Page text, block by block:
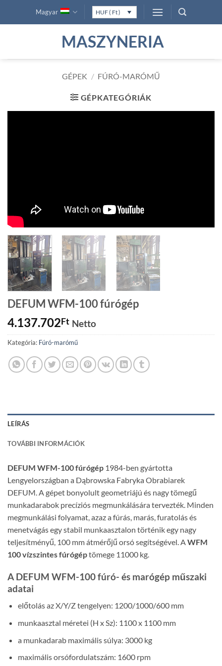
Magyar HUF ( Ft )
MASZYNERIA
GÉPEK / FÚRÓ-MARÓMŰ
GÉPKATEGÓRIÁK
DEFUM WFM-100 fúrógép
4.137.702Ft Netto
Kategória: Fúró-marómű
LEÍRÁS
TOVÁBBI INFORMÁCIÓK
DEFUM WFM-100 fúrógép 1984-ben gyártotta
Lengyelországban a Dąbrowska Fabryka Obrabiarek
DEFUM. A gépet bonyolult geometriájú és nagy tömegű
munkadarabok precíziós megmunkálására tervezték. Minden
megmunkálási folyamat, azaz a fúrás, marás, furatolás és
menetvágás egy stabil munkaasztalon történik egy nagy
teljesítményű, 100 mm átmérőjű orsó segítségével. AWFM
100 vízszintes fúrógéptömege 11000 kg.
A DEFUM WFM-100 fúró- és marógép műszaki
adatai
előtolás az X/Y/Z tengelyen: 1200/1000/600 mm
munkaasztal méretei (H x Sz): 1100 x 1100 mm
a munkadarab maximális súlya: 3000 kg
maximális orsófordulatszám: 1600 rpm